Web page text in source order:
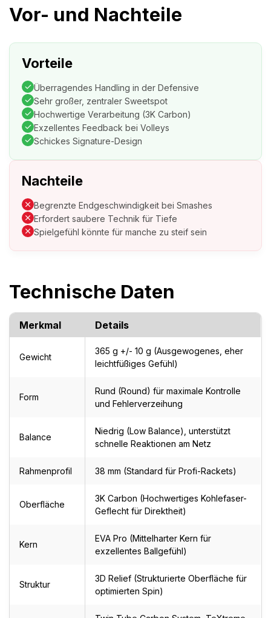
Vor- und Nachteile
Vorteile
Überragendes Handling in der Defensive
Sehr großer, zentraler Sweetspot
Hochwertige Verarbeitung (3K Carbon)
Exzellentes Feedback bei Volleys
Schickes Signature-Design
Nachteile
Begrenzte Endgeschwindigkeit bei Smashes
Erfordert saubere Technik für Tiefe
Spielgefühl könnte für manche zu steif sein
Technische Daten
Merkmal Details
Gewicht
365 g +/- 10 g (Ausgewogenes, eher
leichtfüßiges Gefühl)
Form
Rund (Round) für maximale Kontrolle
und Fehlerverzeihung
Balance
Niedrig (Low Balance), unterstützt
schnelle Reaktionen am Netz
Rahmenprofil 38 mm (Standard für Profi-Rackets)
Oberfläche
3K Carbon (Hochwertiges Kohlefaser-
Geflecht für Direktheit)
Kern
EVA Pro (Mittelharter Kern für
exzellentes Ballgefühl)
Struktur
3D Relief (Strukturierte Oberfläche für
optimierten Spin)